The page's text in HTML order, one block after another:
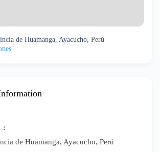
de Huamanga, Ayacucho, Perú
de Huamanga, Ayacucho, Perú